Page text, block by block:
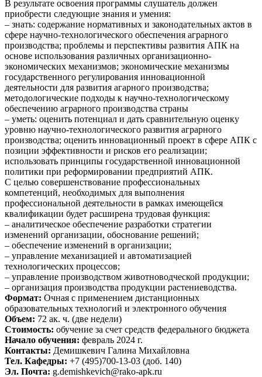
В результате освоения программы слушатель должен
приобрести следующие знания и умения:
– знать: содержание нормативных и законодательных актов в
сфере научно-технологического обеспечения аграрного
производства; проблемы и перспективы развития АПК на
основе использования различных организационно-
экономических механизмов; экономические механизмы
государственного регулирования инновационной
деятельности для развития агарного производства;
методологические подходы к научно-технологическому
обеспечению аграрного производства страны
– уметь: оценить потенциал и дать сравнительную оценку
уровню научно-технологического развития аграрного
производства; оценить инновационный проект в сфере АПК с
позиции эффективности и рисков его реализации;
использовать принципы государственной инновационной
политики при реформировании предприятий АПК.
С целью совершенствование профессиональных
компетенций, необходимых для выполнения
профессиональной деятельности в рамках имеющейся
квалификации будет расширена трудовая функция:
– аналитическое обеспечение разработки стратегии
изменений организации, обоснование решений;
– обеспечение изменений в организации;
– управление механизацией и автоматизацией
технологических процессов;
– управление производством животноводческой продукции;
– организация производства продукции растениеводства.
Формат: Очная с применением дистанционных
образовательных технологий и электронного обучения
Объем: 72 ак. ч. (две недели)
Стоимость: обучение за счет средств федерального бюджета
Начало обучения: февраль 2024 г.
Контакты: Демишкевич Галина Михайловна
Тел. Кафедры: +7 (495)700-13-03 (доб. 140)
Эл. Почта: g.demishkevich@rako-apk.ru